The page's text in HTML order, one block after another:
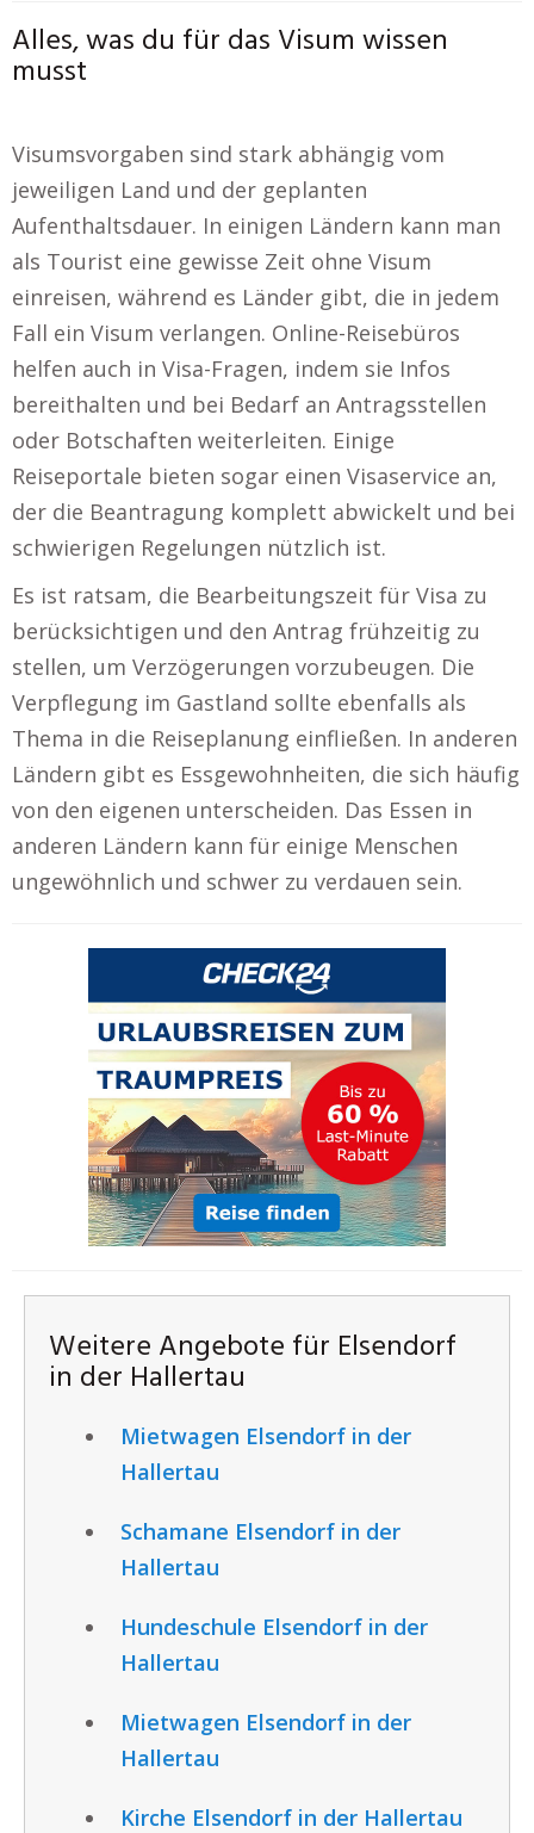
Alles, was du für das Visum wissen
musst
Visumsvorgaben sind stark abhängig vom
jeweiligen Land und der geplanten
Aufenthaltsdauer. In einigen Ländern kann man
als Tourist eine gewisse Zeit ohne Visum
einreisen, während es Länder gibt, die in jedem
Fall ein Visum verlangen. Online-Reisebüros
helfen auch in Visa-Fragen, indem sie Infos
bereithalten und bei Bedarf an Antragsstellen
oder Botschaften weiterleiten. Einige
Reiseportale bieten sogar einen Visaservice an,
der die Beantragung komplett abwickelt und bei
schwierigen Regelungen nützlich ist.
Es ist ratsam, die Bearbeitungszeit für Visa zu
berücksichtigen und den Antrag frühzeitig zu
stellen, um Verzögerungen vorzubeugen. Die
Verpflegung im Gastland sollte ebenfalls als
Thema in die Reiseplanung einfließen. In anderen
Ländern gibt es Essgewohnheiten, die sich häufig
von den eigenen unterscheiden. Das Essen in
anderen Ländern kann für einige Menschen
ungewöhnlich und schwer zu verdauen sein.
Weitere Angebote für Elsendorf
in der Hallertau
Mietwagen Elsendorf in der
Hallertau
Schamane Elsendorf in der
Hallertau
Hundeschule Elsendorf in der
Hallertau
Mietwagen Elsendorf in der
Hallertau
Kirche Elsendorf in der Hallertau